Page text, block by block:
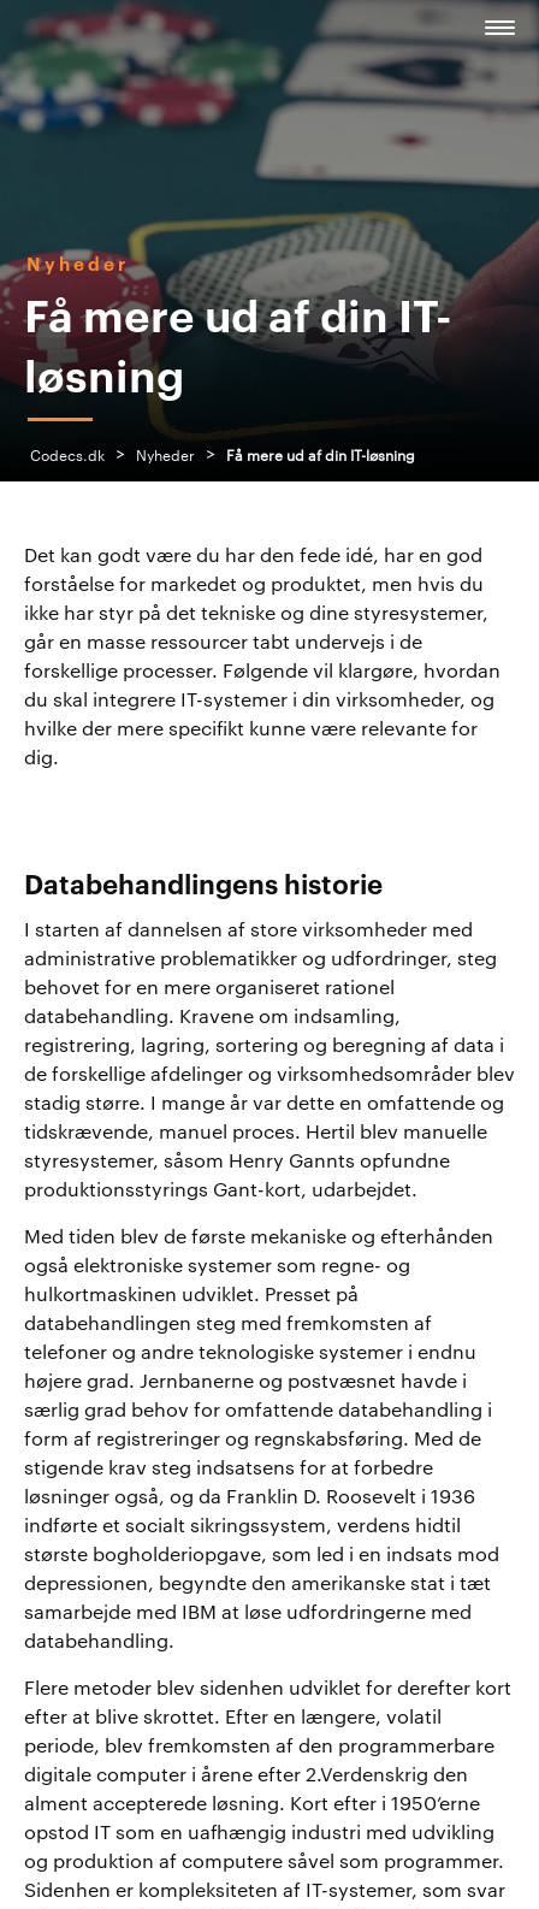
Nyheder
Få mere ud af din IT-
løsning
Codecs.dk > Nyheder > Få mere ud af din IT-løsning
Det kan godt være du har den fede idé, har en god
forståelse for markedet og produktet, men hvis du
ikke har styr på det tekniske og dine styresystemer,
går en masse ressourcer tabt undervejs i de
forskellige processer. Følgende vil klargøre, hvordan
du skal integrere IT-systemer i din virksomheder, og
hvilke der mere specifikt kunne være relevante for
dig.
Databehandlingens historie
I starten af dannelsen af store virksomheder med
administrative problematikker og udfordringer, steg
behovet for en mere organiseret rationel
databehandling. Kravene om indsamling,
registrering, lagring, sortering og beregning af data i
de forskellige afdelinger og virksomhedsområder blev
stadig større. I mange år var dette en omfattende og
tidskrævende, manuel proces. Hertil blev manuelle
styresystemer, såsom Henry Gannts opfundne
produktionsstyrings Gant-kort, udarbejdet.
Med tiden blev de første mekaniske og efterhånden
også elektroniske systemer som regne- og
hulkortmaskinen udviklet. Presset på
databehandlingen steg med fremkomsten af
telefoner og andre teknologiske systemer i endnu
højere grad. Jernbanerne og postvæsnet havde i
særlig grad behov for omfattende databehandling i
form af registreringer og regnskabsføring. Med de
stigende krav steg indsatsens for at forbedre
løsninger også, og da Franklin D. Roosevelt i 1936
indførte et socialt sikringssystem, verdens hidtil
største bogholderiopgave, som led i en indsats mod
depressionen, begyndte den amerikanske stat i tæt
samarbejde med IBM at løse udfordringerne med
databehandling.
Flere metoder blev sidenhen udviklet for derefter kort
efter at blive skrottet. Efter en længere, volatil
periode, blev fremkomsten af den programmerbare
digitale computer i årene efter 2.Verdenskrig den
alment accepterede løsning. Kort efter i 1950’erne
opstod IT som en uafhængig industri med udvikling
og produktion af computere såvel som programmer.
Sidenhen er kompleksiteten af IT-systemer, som svar